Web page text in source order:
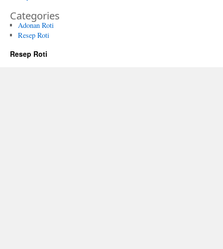
Categories
Adonan Roti
Resep Roti
Resep Roti